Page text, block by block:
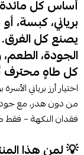
أساس كل
برياني، كبسة،
يصنع كل الفرق.
الجودة،
كل طاهٍ محترف
من دون هدر، مع جودة
فقدان النكهة – فقط
💡 لمن هذا